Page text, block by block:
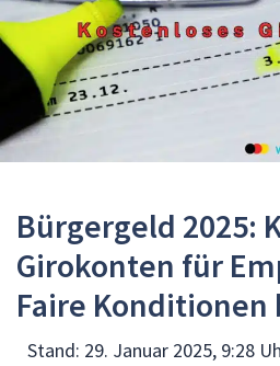
Bürgergeld 2025:
Girokonten für
Faire Konditionen
Stand: 29. Januar 2025, 9:28